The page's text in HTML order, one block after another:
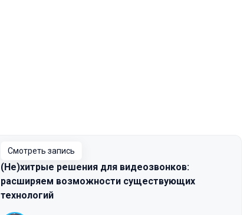
Смотреть запись
(Не)хитрые решения для видеозвонков:
расширяем возможности существующих
технологий